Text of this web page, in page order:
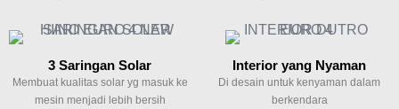
3 Saringan Solar
Membuat kualitas solar yg masuk ke
mesin menjadi lebih bersih
Interior yang Nyaman
Di desain untuk kenyaman dalam
berkendara